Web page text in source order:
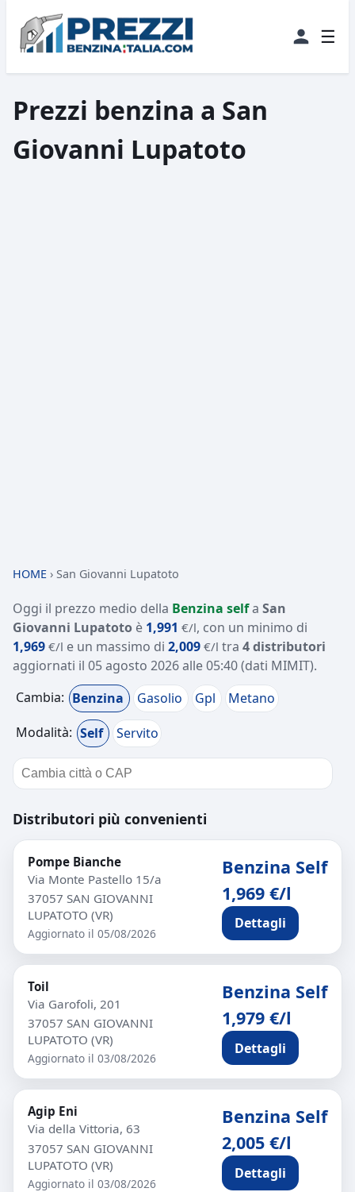
☰
Prezzi benzina a San
Giovanni Lupatoto
HOME › San Giovanni Lupatoto
Oggi il prezzo medio della Benzina selfa San
Giovanni Lupatoto è 1,991 €/l, con un minimo di
1,969 €/l e un massimo di 2,009 €/l tra 4 distributori
aggiornati il 05 agosto 2026 alle 05:40(dati MIMIT).
Cambia: Benzina Gasolio Gpl
Metano
Modalità: Self Servito
Distributori più convenienti
Pompe Bianche
Via Monte Pastello 15/a
37057 SAN GIOVANNI
LUPATOTO (VR)
Aggiornato il 05/08/2026
Benzina Self
1,969 €/l
Dettagli
Toil
Via Garofoli, 201
37057 SAN GIOVANNI
LUPATOTO (VR)
Aggiornato il 03/08/2026
Benzina Self
1,979 €/l
Dettagli
Agip Eni
Via della Vittoria, 63
37057 SAN GIOVANNI
LUPATOTO (VR)
Aggiornato il 03/08/2026
Benzina Self
2,005 €/l
Dettagli